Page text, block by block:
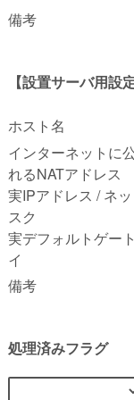
備考
【設置サーバ用設
ホスト名
インターネットに
れるNATアドレス
実IPアドレス / ネ
スク
実デフォルトゲー
イ
備考
処理済みフラグ